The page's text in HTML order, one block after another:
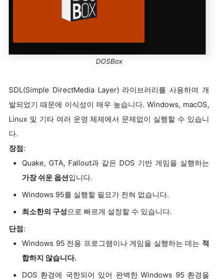
DOSBox
SDL(Simple DirectMedia Layer) 라이브러리를 사용하여 개
발되었기 때문에 이식성이 매우 높습니다. Windows, macOS,
Linux 및 기타 여러 운영 체제에서 문제없이 실행할 수 있습니
다.
장점:
Quake, GTA, Fallout과 같은 DOS 기반 게임을 실행하는
가장 쉬운 옵션입니다.
Windows 95를 실행할 필요가 전혀 없습니다.
최소한의 구성으로 빠르게 설정할 수 있습니다.
단점:
Windows 95 전용 프로그램이나 게임을 실행하는 데는 적
합하지 않습니다.
DOS 환경에 국한되어 있어 완벽한 Windows 95 환경을